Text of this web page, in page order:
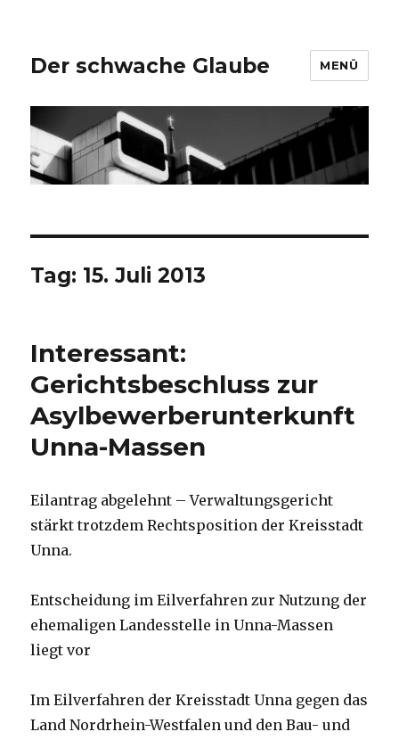
Der schwache Glaube MENÜ
Tag: 15. Juli 2013
Interessant:
Gerichtsbeschluss zur
Asylbewerberunterkunft
Unna-Massen
Eilantrag abgelehnt – Verwaltungsgericht
stärkt trotzdem Rechtsposition der Kreisstadt
Unna.
Entscheidung im Eilverfahren zur Nutzung der
ehemaligen Landesstelle in Unna-Massen
liegt vor
Im Eilverfahren der Kreisstadt Unna gegen das
Land Nordrhein-Westfalen und den Bau- und